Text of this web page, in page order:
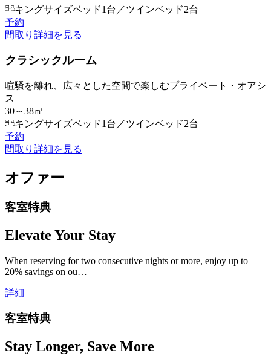
キングサイズベッド1台／ツインベッド2台
予約
間取り 詳細を見る
クラシックルーム
喧騒を離れ、広々とした空間で楽しむプライベート・オアシ
ス
30～38㎡
キングサイズベッド1台／ツインベッド2台
予約
間取り 詳細を見る
オファー
客室特典
Elevate Your Stay
When reserving for two consecutive nights or more, enjoy up to
20% savings on ou…
詳細
客室特典
Stay Longer, Save More